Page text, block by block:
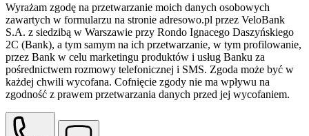
Wyrażam zgodę na przetwarzanie moich danych osobowych
zawartych w formularzu na stronie adresowo.pl przez VeloBank
S.A. z siedzibą w Warszawie przy Rondo Ignacego Daszyńskiego
2C (Bank), a tym samym na ich przetwarzanie, w tym profilowanie,
przez Bank w celu marketingu produktów i usług Banku za
pośrednictwem rozmowy telefonicznej i SMS. Zgoda może być w
każdej chwili wycofana. Cofnięcie zgody nie ma wpływu na
zgodność z prawem przetwarzania danych przed jej wycofaniem.